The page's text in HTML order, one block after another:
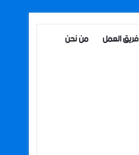
فريق العمل من نحن